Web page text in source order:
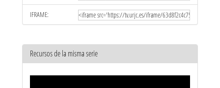
IFRAME:
Recursos de la misma serie